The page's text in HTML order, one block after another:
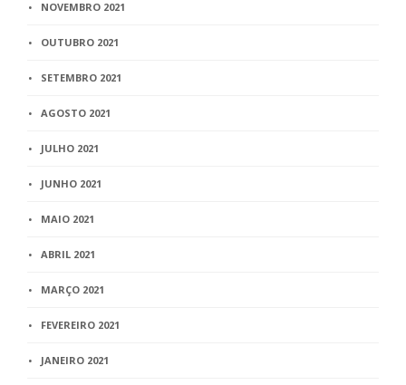
NOVEMBRO 2021
OUTUBRO 2021
SETEMBRO 2021
AGOSTO 2021
JULHO 2021
JUNHO 2021
MAIO 2021
ABRIL 2021
MARÇO 2021
FEVEREIRO 2021
JANEIRO 2021